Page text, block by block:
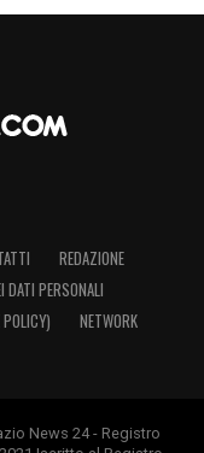
REDAZIONE
DATI PERSONALI
NETWORK
News 24 - Registro